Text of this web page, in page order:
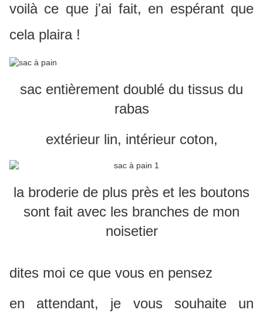
voilà ce que j'ai fait, en espérant que
cela plaira !
sac entièrement doublé du tissus du
rabas
extérieur lin, intérieur coton,
la broderie de plus près et les boutons
sont fait avec les branches de mon
noisetier
dites moi ce que vous en pensez
en attendant, je vous souhaite un